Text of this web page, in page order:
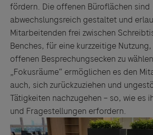
fördern. Die offenen Büroflächen sind
abwechslungsreich gestaltet und
Mitarbeitenden frei zwischen
Benches, für eine kurzzeitige
offenen Besprechungsecken zu
„Fokusräume“ ermöglichen es den
auch, sich zurückzuziehen und
Tätigkeiten nachzugehen – so, wie es
und Fragestellungen erfordern.